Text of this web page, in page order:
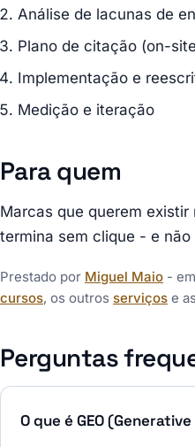
Análise de lacunas de
Plano de citação (on-
Implementação e
Medição e iteração
Para quem
Marcas que querem
termina sem clique - e
Prestado por Miguel Maio -
cursos, os outros serviços e as
Perguntas
O que é GEO